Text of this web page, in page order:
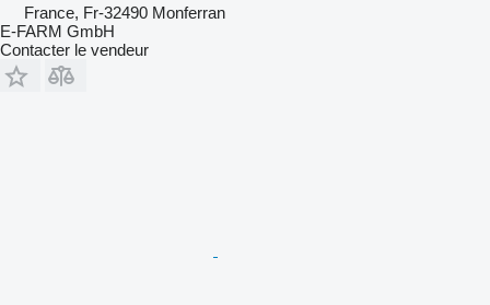
France, Fr-32490 Monferran
E-FARM GmbH
Contacter le vendeur